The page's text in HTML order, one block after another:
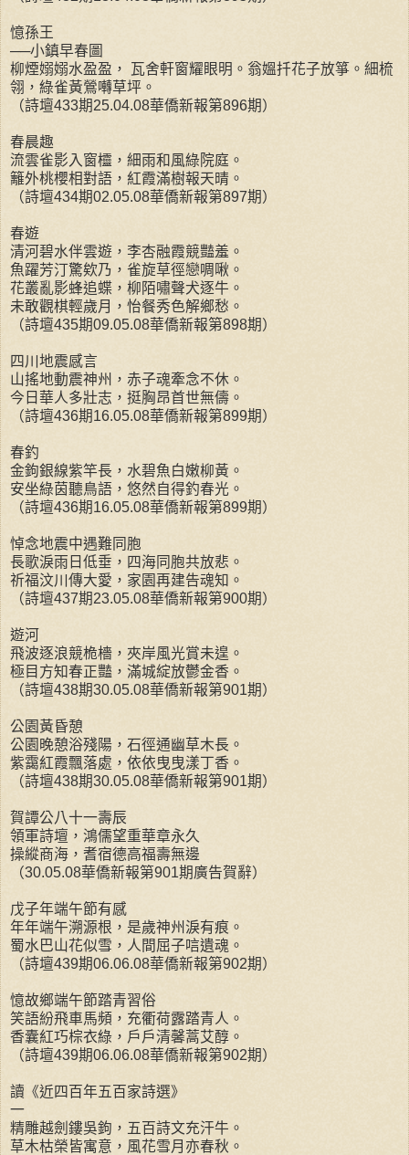
憶孫王
──小鎮早春圖
柳煙嫋嫋水盈盈， 瓦舍軒窗耀眼明。翁媼扦花子放箏。細梳
翎，綠雀黃鶯囀草坪。
（詩壇433期25.04.08華僑新報第896期）
春晨趣
流雲雀影入窗欞，細雨和風綠院庭。
籬外桃櫻相對語，紅霞滿樹報天晴。
（詩壇434期02.05.08華僑新報第897期）
春遊
清河碧水伴雲遊，李杏融霞競豔羞。
魚躍芳汀驚欸乃，雀旋草徑戀啁啾。
花叢亂影蜂追蝶，柳陌嘯聲犬逐牛。
未敢觀棋輕歲月，怡餐秀色解鄉愁。
（詩壇435期09.05.08華僑新報第898期）
四川地震感言
山搖地動震神州，赤子魂牽念不休。
今日華人多壯志，挺胸昂首世無儔。
（詩壇436期16.05.08華僑新報第899期）
春釣
金鉤銀線紫竿長，水碧魚白嫩柳黃。
安坐綠茵聽鳥語，悠然自得釣春光。
（詩壇436期16.05.08華僑新報第899期）
悼念地震中遇難同胞
長歌淚雨日低垂，四海同胞共放悲。
祈福汶川傳大愛，家園再建告魂知。
（詩壇437期23.05.08華僑新報第900期）
遊河
飛波逐浪競桅檣，夾岸風光賞未遑。
極目方知春正豔，滿城綻放鬱金香。
（詩壇438期30.05.08華僑新報第901期）
公園黃昏憩
公園晚憩浴殘陽，石徑通幽草木長。
紫靄紅霞飄落處，依依曳曳漾丁香。
（詩壇438期30.05.08華僑新報第901期）
賀譚公八十一壽辰
領軍詩壇，鴻儒望重華章永久
操縱商海，耆宿德高福壽無邊
（30.05.08華僑新報第901期廣告賀辭）
戊子年端午節有感
年年端午溯源根，是歲神州淚有痕。
蜀水巴山花似雪，人間屈子唁遺魂。
（詩壇439期06.06.08華僑新報第902期）
憶故鄉端午節踏青習俗
笑語紛飛車馬頻，充衢荷露踏青人。
香囊紅巧棕衣綠，戶戶清馨蒿艾醇。
（詩壇439期06.06.08華僑新報第902期）
讀《近四百年五百家詩選》
一
精雕越劍鏤吳鉤，五百詩文充汗牛。
草木枯榮皆寓意，風花雪月亦春秋。